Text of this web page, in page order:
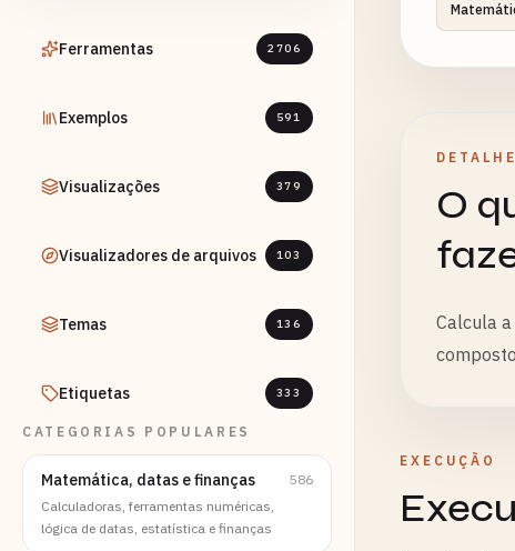
Ferramentas 2706
Exemplos 591
Visualizações 379
Visualizadores de arquivos 103
Temas 136
Etiquetas 333
CATEGORIAS POPULARES
Matemática, datas e finanças
586
Calculadoras, ferramentas numéricas,
lógica de datas, estatística e finanças
O
Calcula
EXECUÇÃO